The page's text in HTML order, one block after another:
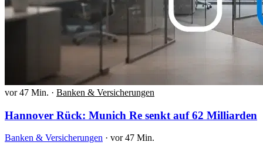
vor 47 Min. · Banken & Versicherungen
Hannover Rück: Munich Re senkt auf 62 Milliarden
Banken & Versicherungen · vor 47 Min.